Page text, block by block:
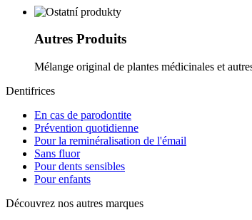
Autres Produits
Mélange original de plantes médicinales et
Dentifrices
En cas de parodontite
Prévention quotidienne
Pour la reminéralisation de l'émail
Sans fluor
Pour dents sensibles
Pour enfants
Découvrez nos autres marques